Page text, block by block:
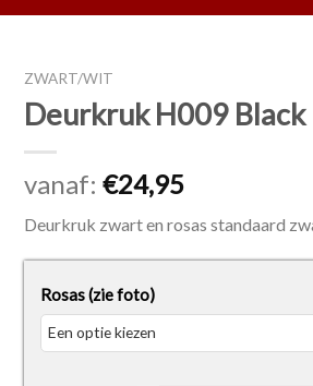
ZWART/WIT
Deurkruk H009 Black
vanaf: €24,95
Deurkruk zwart en rosas standaard
Rosas (zie foto)